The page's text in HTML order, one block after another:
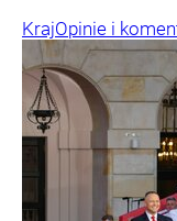
KrajOpinie i